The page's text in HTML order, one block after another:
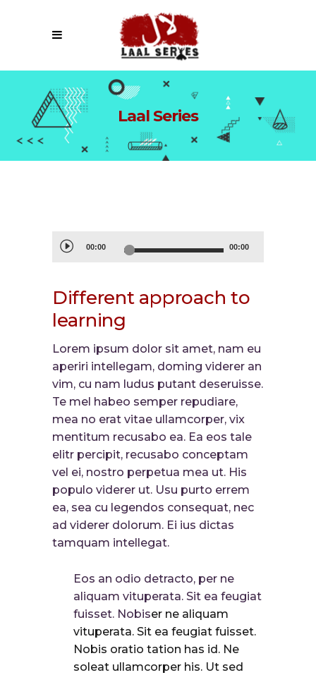
Laal Series
Audio
Player
00:00 00:00
Different approach to
learning
Lorem ipsum dolor sit amet, nam eu
aperiri intellegam, doming viderer an
vim, cu nam ludus putant deseruisse.
Te mel habeo semper repudiare,
mea no erat vitae ullamcorper, vix
mentitum recusabo ea. Ea eos tale
elitr percipit, recusabo conceptam
vel ei, nostro perpetua mea ut. His
populo viderer ut. Usu purto errem
ea, sea cu legendos consequat, nec
ad viderer dolorum. Ei ius dictas
tamquam intellegat.
Eos an odio detracto, per ne
aliquam vituperata. Sit ea feugiat
fuisset. Nobiser ne aliquam
vituperata. Sit ea feugiat fuisset.
Nobis oratio tation has id. Ne
soleat ullamcorper his. Ut sed